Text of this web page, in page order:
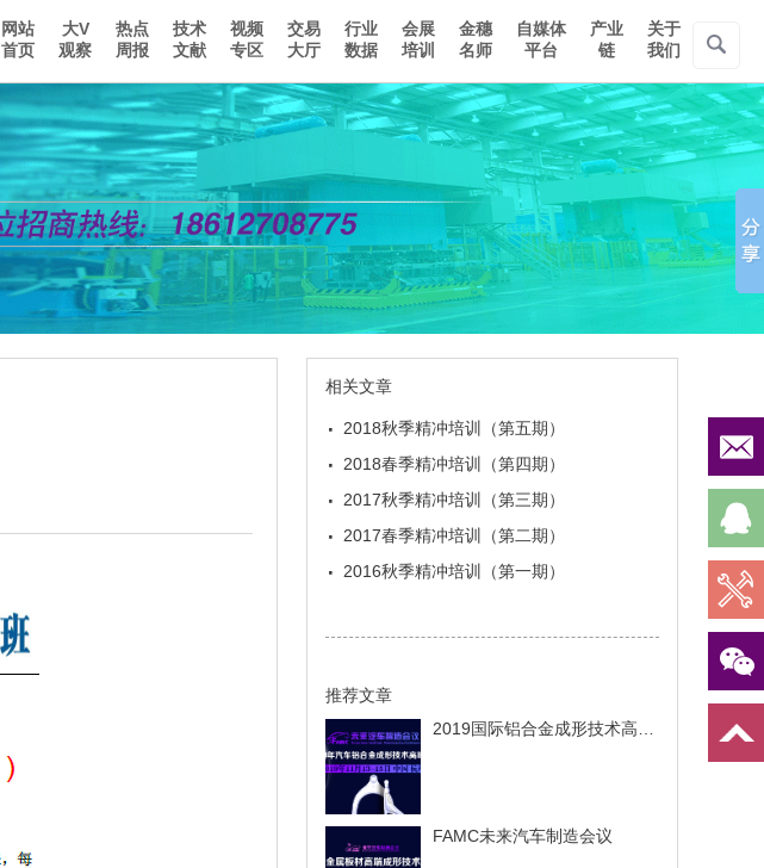
网站
首页
大V
观察
热点
周报
技术
文献
视频
专区
交易
大厅
行业
数据
会展
培训
金穗
名师
自媒体
平台
产业
链
关于
我们
相关文章
· 2018秋季精冲培训（第五期）
· 2018春季精冲培训（第四期）
· 2017秋季精冲培训（第三期）
· 2017春季精冲培训（第二期）
· 2016秋季精冲培训（第一期）
推荐文章
FAMC未来汽车制造会议